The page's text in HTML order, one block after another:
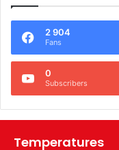
2 904
Fans
0
Subscribers
Temperatures